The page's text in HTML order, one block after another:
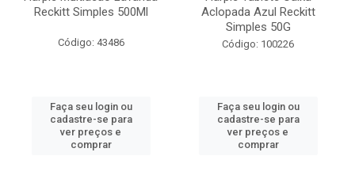
Reckitt Simples 500Ml
Código: 43486
Faça seu login ou
cadastre-se para
ver preços e
comprar
Aclopada Azul Reckitt
Simples 50G
Código: 100226
Faça seu login ou
cadastre-se para
ver preços e
comprar